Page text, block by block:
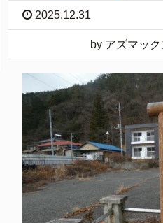
2025.12.31
by アズマック